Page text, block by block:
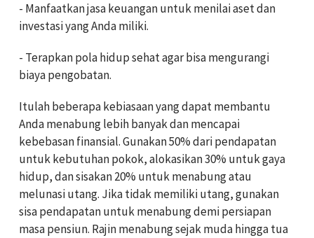
- Manfaatkan jasa keuangan untuk menilai aset dan
investasi yang Anda miliki.
- Terapkan pola hidup sehat agar bisa mengurangi
biaya pengobatan.
Itulah beberapa kebiasaan yang dapat membantu
Anda menabung lebih banyak dan mencapai
kebebasan finansial. Gunakan 50% dari pendapatan
untuk kebutuhan pokok, alokasikan 30% untuk gaya
hidup, dan sisakan 20% untuk menabung atau
melunasi utang. Jika tidak memiliki utang, gunakan
sisa pendapatan untuk menabung demi persiapan
masa pensiun. Rajin menabung sejak muda hingga tua